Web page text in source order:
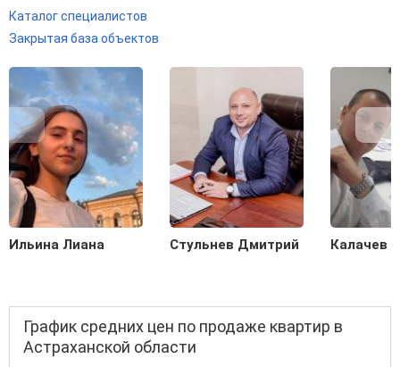
Каталог специалистов
Закрытая база объектов
Ильина Лиана Стульнев Дмитрий Калачев
График средних цен по продаже квартир в
Астраханской области